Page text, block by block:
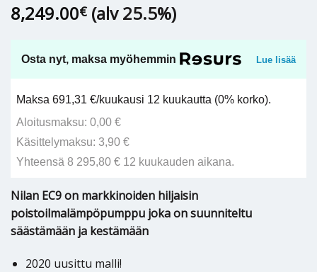
8,249.00€ (alv 25.5%)
Osta nyt, maksa myöhemmin Lue lisää
Maksa 691,31 €/kuukausi 12 kuukautta (0% korko).
Aloitusmaksu: 0,00 €
Käsittelymaksu: 3,90 €
Yhteensä 8 295,80 € 12 kuukauden aikana.
Nilan EC9 on markkinoiden hiljaisin
poistoilmalämpöpumppu joka on suunniteltu
säästämään ja kestämään
2020 uusittu malli!